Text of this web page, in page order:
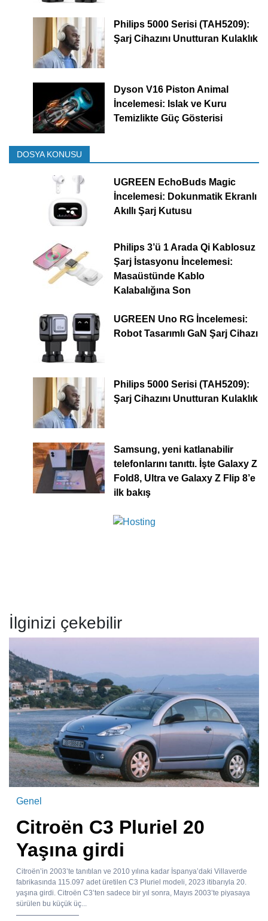
Philips 5000 Serisi (TAH5209):
Şarj Cihazını Unutturan Kulaklık
Dyson V16 Piston Animal
İncelemesi: Islak ve Kuru
Temizlikte Güç Gösterisi
DOSYA KONUSU
UGREEN EchoBuds Magic
İncelemesi: Dokunmatik Ekranlı
Akıllı Şarj Kutusu
Philips 3’ü 1 Arada Qi Kablosuz
Şarj İstasyonu İncelemesi:
Masaüstünde Kablo
Kalabalığına Son
UGREEN Uno RG İncelemesi:
Robot Tasarımlı GaN Şarj Cihazı
Philips 5000 Serisi (TAH5209):
Şarj Cihazını Unutturan Kulaklık
Samsung, yeni katlanabilir
telefonlarını tanıttı. İşte Galaxy Z
Fold8, Ultra ve Galaxy Z Flip 8’e
ilk bakış
İlginizi çekebilir
Genel
Citroën C3 Pluriel 20
Yaşına girdi
Citroën’in 2003’te tanıtılan ve 2010 yılına kadar İspanya’daki Villaverde
fabrikasında 115.097 adet üretilen C3 Pluriel modeli, 2023 itibarıyla 20.
yaşına girdi. Citroën C3’ten sadece bir yıl sonra, Mayıs 2003’te piyasaya
sürülen bu küçük üç...